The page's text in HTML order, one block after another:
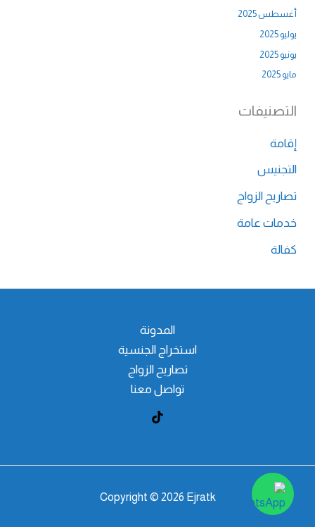
أغسطس 2025
يوليو 2025
يونيو 2025
مايو 2025
التصنيفات
إقامة
التجنيس
تصاريح الزواج
خدمات عامة
كفالة
المدونة
استخراج الجنسية
تصاريح الزواج
تواصل معنا
Copyright © 2026 Ejratk